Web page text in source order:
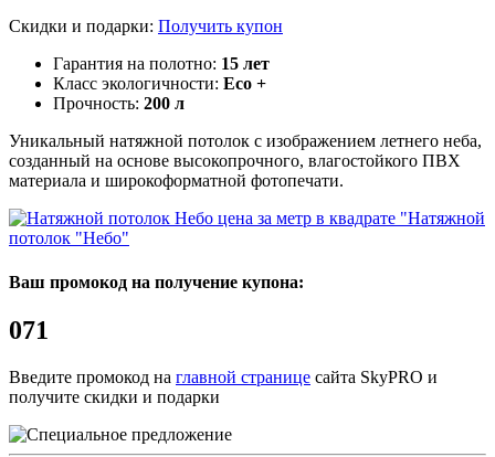
Скидки и подарки: Получить купон
Гарантия на полотно: 15 лет
Класс экологичности: Eco +
Прочность: 200 л
Уникальный натяжной потолок с изображением летнего неба,
созданный на основе высокопрочного, влагостойкого ПВХ
материала и широкоформатной фотопечати.
"Натяжной
потолок "Небо"
Ваш промокод на получение купона:
071
Введите промокод на главной странице сайта SkyPRO и
получите скидки и подарки